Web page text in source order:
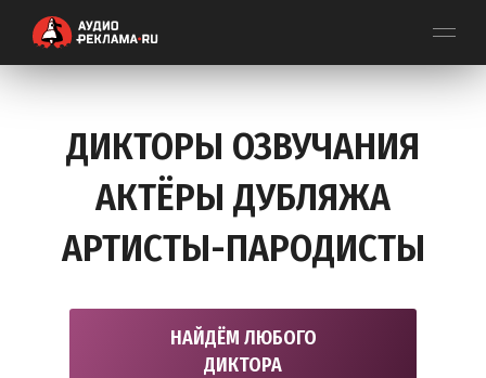
ДИКТОРЫ ОЗВУЧАНИЯ
АКТЁРЫ ДУБЛЯЖА
АРТИСТЫ-ПАРОДИСТЫ
НАЙДЁМ ЛЮБОГО
ДИКТОРА